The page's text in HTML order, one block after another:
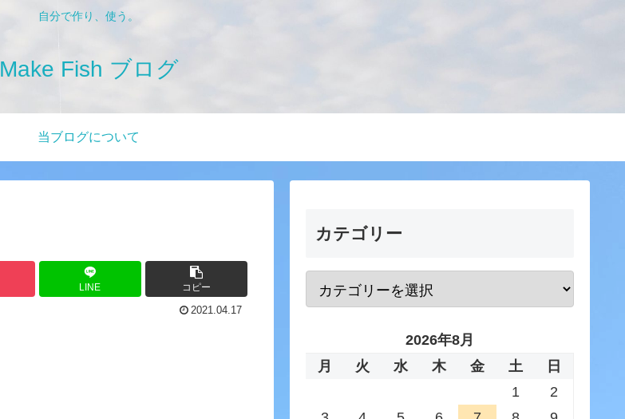
自分で作り、使う。
Make Fish ブログ
当ブログについて
LINE コピー
2021.04.17
カテゴリー
2026年8月
月
火 水 木 金 土
日
1
2